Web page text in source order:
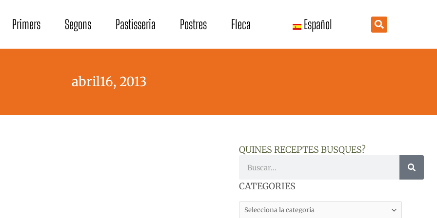
Primers Segons Pastisseria Postres Fleca Español
abril16, 2013
QUINES RECEPTES BUSQUES?
CATEGORIES
CATEGORIES